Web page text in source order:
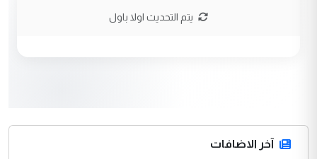
المشترك لا تستهدف أية دولة ومفتوحة لانضمام
الدول الشقيقة
يتم التحديث اولا باول
آخر الاضافات